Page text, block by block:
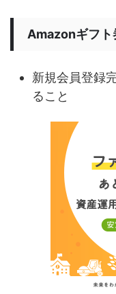
Amazonギフト
新規会員登録
ること